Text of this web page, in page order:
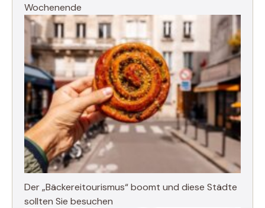
Wochenende
Der „Bäckereitourismus“ boomt und diese Städte
sollten Sie besuchen